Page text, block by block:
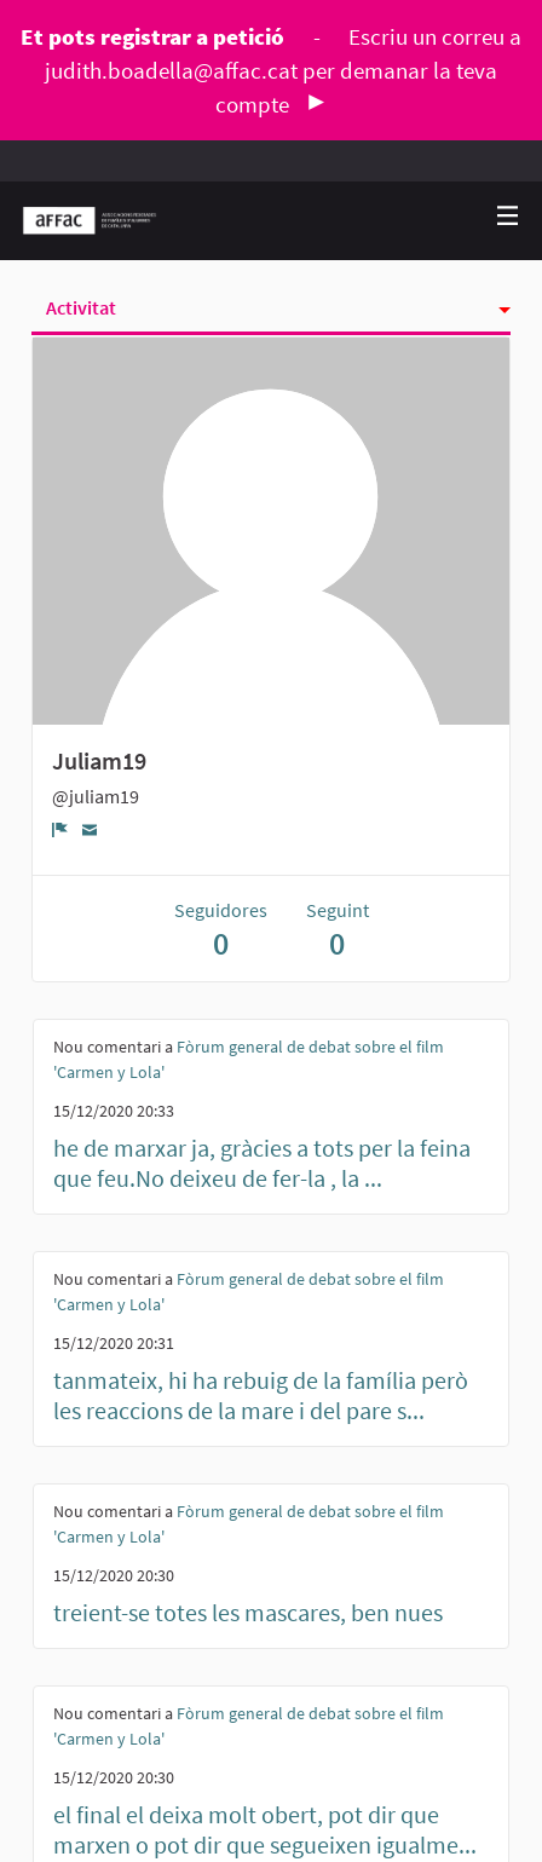
Et pots registrar a petició -
Escriu un correu a
judith.boadella@affac.cat per demanar la teva
compte
Activitat
Juliam19
@juliam19
Seguidores
0
Seguint
0
Nou comentari a Fòrum general de debat sobre el film
'Carmen y Lola'
15/12/2020 20:33
he de marxar ja, gràcies a tots per la feina
que feu.No deixeu de fer-la , la ...
Nou comentari a Fòrum general de debat sobre el film
'Carmen y Lola'
15/12/2020 20:31
tanmateix, hi ha rebuig de la família però
les reaccions de la mare i del pare s...
Nou comentari a Fòrum general de debat sobre el film
'Carmen y Lola'
15/12/2020 20:30
treient-se totes les mascares, ben nues
Nou comentari a Fòrum general de debat sobre el film
'Carmen y Lola'
15/12/2020 20:30
el final el deixa molt obert, pot dir que
marxen o pot dir que segueixen igualme...